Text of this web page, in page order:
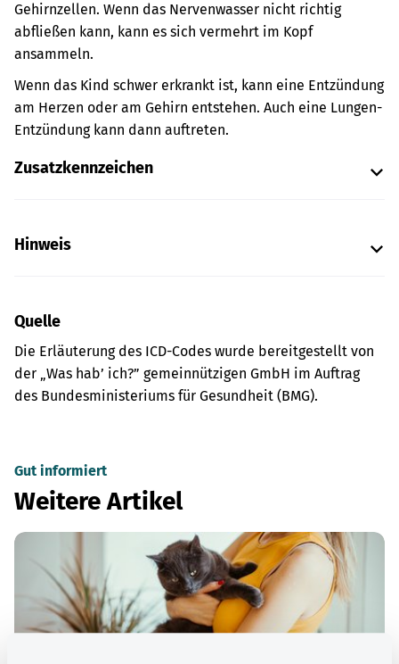
Gehirnzellen. Wenn das Nervenwasser nicht richtig
abfließen kann, kann es sich vermehrt im Kopf
ansammeln.
Wenn das Kind schwer erkrankt ist, kann eine Entzündung
am Herzen oder am Gehirn entstehen. Auch eine Lungen-
Entzündung kann dann auftreten.
Zusatzkennzeichen
Hinweis
Quelle
Die Erläuterung des ICD-Codes wurde bereitgestellt von
der „Was hab’ ich?” gemeinnützigen GmbH im Auftrag
des Bundesministeriums für Gesundheit (BMG).
Gut informiert
Weitere Artikel